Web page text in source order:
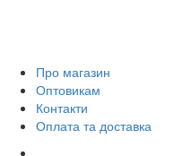
Про магазин
Оптовикам
Контакти
Оплата та доставка